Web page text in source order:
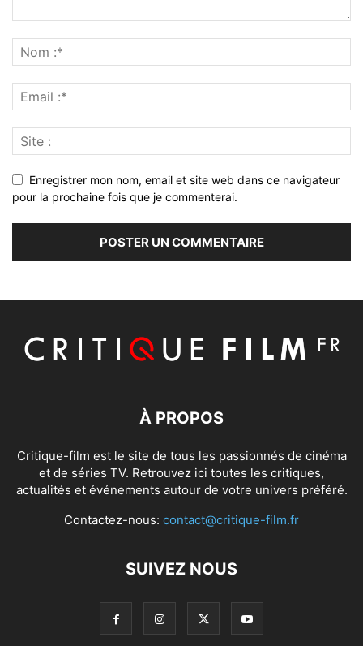
Enregistrer mon nom, email et site web dans ce navigateur
pour la prochaine fois que je commenterai.
À PROPOS
Critique-film est le site de tous les passionnés de cinéma
et de séries TV. Retrouvez ici toutes les critiques,
actualités et événements autour de votre univers préféré.
Contactez-nous: contact@critique-film.fr
SUIVEZ NOUS